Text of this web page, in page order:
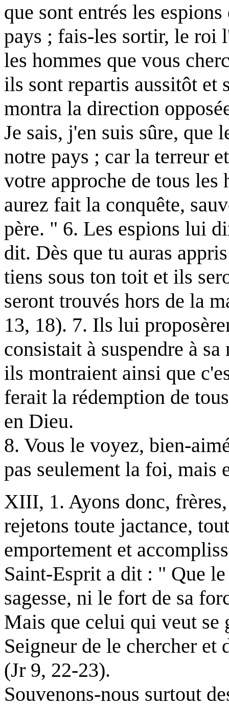
que sont entrés les
pays ; fais-les sortir, le roi
les hommes que vous
ils sont repartis aussitôt et
montra la direction
Je sais, j'en suis sûre, que
notre pays ; car la terreur
votre approche de tous les
aurez fait la conquête,
père. " 6. Les espions lui
dit. Dès que tu auras
tiens sous ton toit et ils
seront trouvés hors de la
13, 18). 7. Ils lui
consistait à suspendre à
ils montraient ainsi que
ferait la rédemption de
en Dieu.
8. Vous le voyez, bien-
pas seulement la foi, mais
XIII, 1. Ayons donc,
rejetons toute jactance,
emportement et
Saint-Esprit a dit : " Que
sagesse, ni le fort de sa
Mais que celui qui veut
Seigneur de le chercher
(Jr 9, 22-23).
Souvenons-nous surtout